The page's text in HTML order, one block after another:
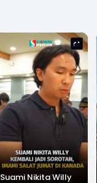
Suami Nikita Willy